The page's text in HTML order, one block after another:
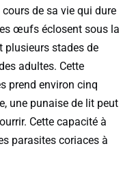
de sa vie qui dure
œufs éclosent sous la
plusieurs stades de
adultes. Cette
prend environ cinq
une punaise de lit peut
Cette capacité à
parasites coriaces à